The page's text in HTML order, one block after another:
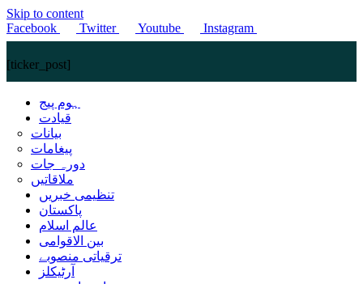
Skip to content
Facebook
Twitter Youtube Instagram
[ticker_post]
ہوم پیج
قیادت
بیانات
پیغامات
دورہ جات
ملاقاتیں
تنظیمی خبریں
پاکستان
عالم اسلام
بین الاقوامی
ترقیاتی منصوبے
آرٹیکلز